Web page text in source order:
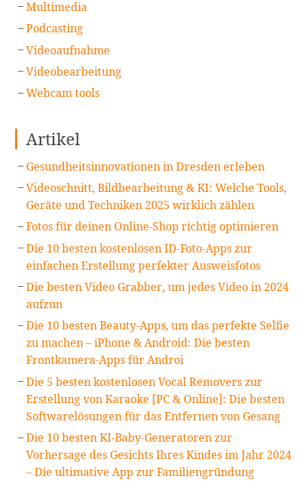
Multimedia
Podcasting
Videoaufnahme
Videobearbeitung
Webcam tools
Artikel
Gesundheitsinnovationen in Dresden erleben
Videoschnitt, Bildbearbeitung & KI: Welche Tools,
Geräte und Techniken 2025 wirklich zählen
Fotos für deinen Online-Shop richtig optimieren
Die 10 besten kostenlosen ID-Foto-Apps zur
einfachen Erstellung perfekter Ausweisfotos
Die besten Video Grabber, um jedes Video in 2024
aufzun
Die 10 besten Beauty-Apps, um das perfekte Selfie
zu machen – iPhone & Android: Die besten
Frontkamera-Apps für Androi
Die 5 besten kostenlosen Vocal Removers zur
Erstellung von Karaoke [PC & Online]: Die besten
Softwarelösungen für das Entfernen von Gesang
Die 10 besten KI-Baby-Generatoren zur
Vorhersage des Gesichts Ihres Kindes im Jahr 2024
– Die ultimative App zur Familiengründung